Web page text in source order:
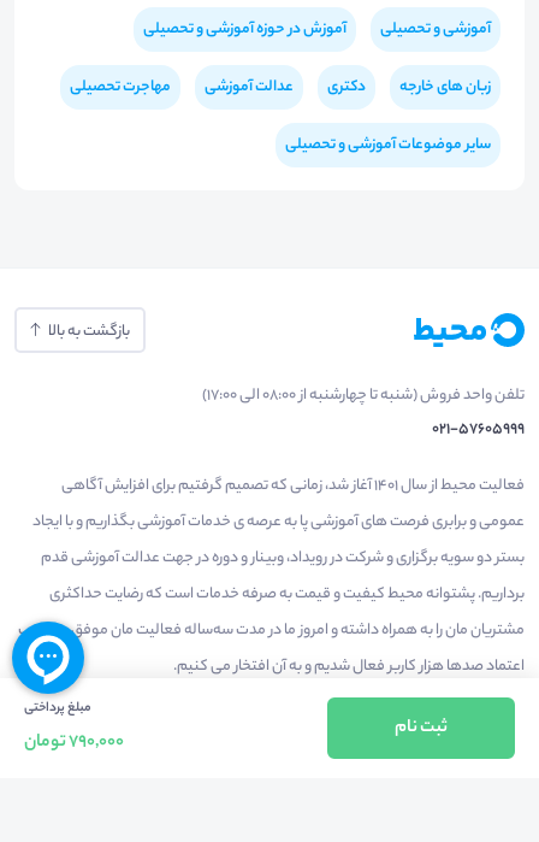
آموزشی و تحصیلی آموزش در حوزه آموزشی و تحصیلی
زبان های خارجه دکتری عدالت آموزشی مهاجرت تحصیلی
سایر موضوعات آموزشی و تحصیلی
مبلغ پرداختی
790,000 تومان
ثبت نام
بازگشت به بالا
تلفن واحد فروش (شنبه تا چهارشنبه از 08:00 الی 17:00)
021-57605999
فعالیت محیط از سال 1401 آغاز شد، زمانی که تصمیم گرفتیم برای افزایش آگاهی
عمومی و برابری فرصت های آموزشی پا به عرصه ی خدمات آموزشی بگذاریم و با ایجاد
بستر دو سویه برگزاری و شرکت در رویداد، وبینار و دوره در جهت عدالت آموزشی قدم
برداریم. پشتوانه محیط کیفیت و قیمت به صرفه خدمات است که رضایت حداکثری
مشتریان مان را به همراه داشته و امروز ما در مدت سه‌ساله فعالیت مان موفق به کسب
اعتماد صدها هزار کاربر فعال شدیم و به آن افتخار می‌ کنیم.